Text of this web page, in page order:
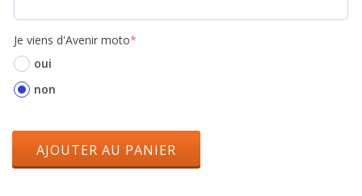
Je viens d'Avenir moto*
oui
non
AJOUTER AU PANIER